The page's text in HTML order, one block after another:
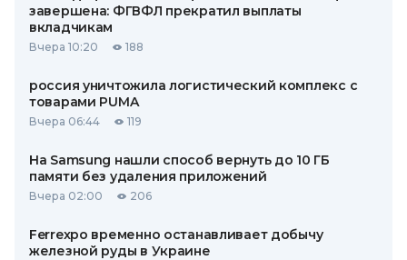
завершена: ФГВФЛ прекратил выплаты
вкладчикам
Вчера 10:20 188
россия уничтожила логистический комплекс с
товарами PUMA
Вчера 06:44 119
На Samsung нашли способ вернуть до 10 ГБ
памяти без удаления приложений
Вчера 02:00 206
Ferrexpo временно останавливает добычу
железной руды в Украине